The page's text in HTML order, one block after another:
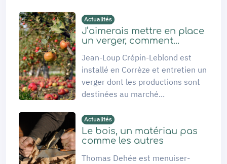
Actualités
J’aimerais mettre en place
un verger, comment...
Jean-Loup Crépin-Leblond est
installé en Corrèze et entretien un
verger dont les productions sont
destinées au marché...
Actualités
Le bois, un matériau pas
comme les autres
Thomas Dehée est menuiser-